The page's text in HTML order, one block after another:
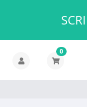
0